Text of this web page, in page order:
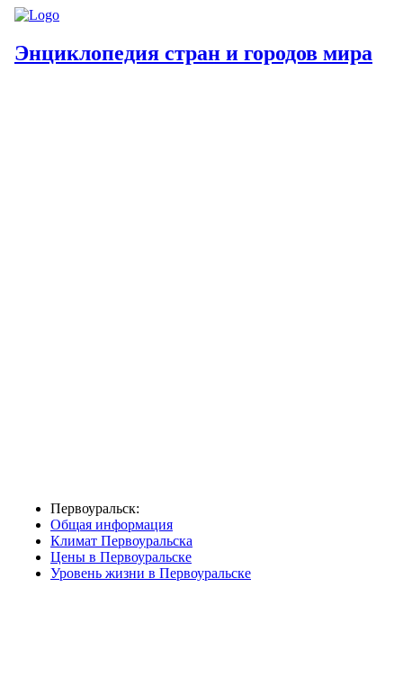
Энциклопедия стран и городов мира
Первоуральск:
Общая информация
Климат Первоуральска
Цены в Первоуральске
Уровень жизни в Первоуральске